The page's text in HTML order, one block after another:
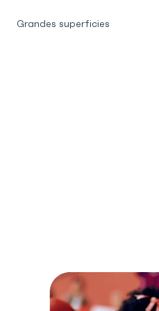
Grandes superficies